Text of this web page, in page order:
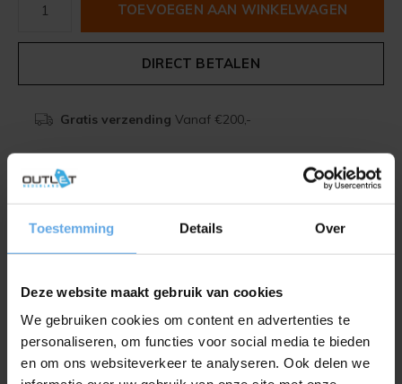
Toestemming Details Over
Deze website maakt gebruik van cookies
We gebruiken cookies om content en advertenties te
personaliseren, om functies voor social media te bieden
en om ons websiteverkeer te analyseren. Ook delen we
TOEVOEGEN AAN WINKELWAGEN
DIRECT BETALEN
Gratis verzending Vanaf €200,-
Beschrijving
Toevoegen aan vergelijking
Productomschrijving